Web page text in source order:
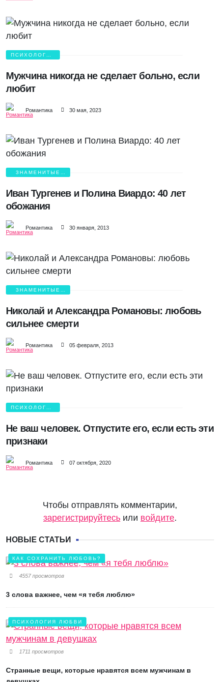
ПСИХОЛОГИЯ
Мужчина никогда не сделает больно, если
любит
Романтика 30 мая, 2023
ЗНАМЕНИТЫЕ
Иван Тургенев и Полина Виардо: 40 лет
обожания
Романтика 30 января, 2013
ЗНАМЕНИТЫЕ
Николай и Александра Романовы: любовь
сильнее смерти
Романтика 05 февраля, 2013
ПСИХОЛОГИЯ
Не ваш человек. Отпустите его, если есть эти
признаки
Романтика 07 октября, 2020
Чтобы отправлять комментарии,
зарегистрируйтесь или войдите.
НОВЫЕ СТАТЬИ
КАК СОХРАНИТЬ ЛЮБОВЬ?
4557 просмотров
3 слова важнее, чем «я тебя люблю»
ПСИХОЛОГИЯ ЛЮБВИ
1711 просмотров
Странные вещи, которые нравятся всем мужчинам в